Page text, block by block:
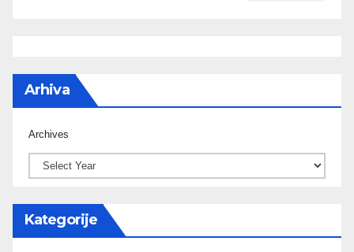
Arhiva
Archives
Kategorije